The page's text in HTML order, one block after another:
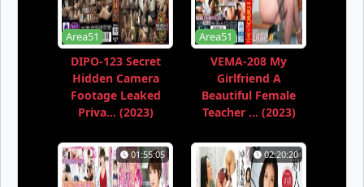
Area51
DIPO-123 Secret
Hidden Camera
Footage Leaked
Priva... (2023)
Area51
VEMA-208 My
Girlfriend A
Beautiful Female
Teacher ... (2023)
01:55:05 02:20:20